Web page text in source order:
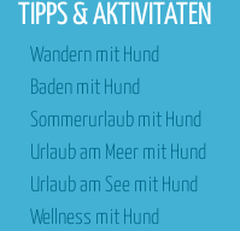
TIPPS & AKTIVITÄTEN
Wandern mit Hund
Baden mit Hund
Sommerurlaub mit Hund
Urlaub am Meer mit Hund
Urlaub am See mit Hund
Wellness mit Hund